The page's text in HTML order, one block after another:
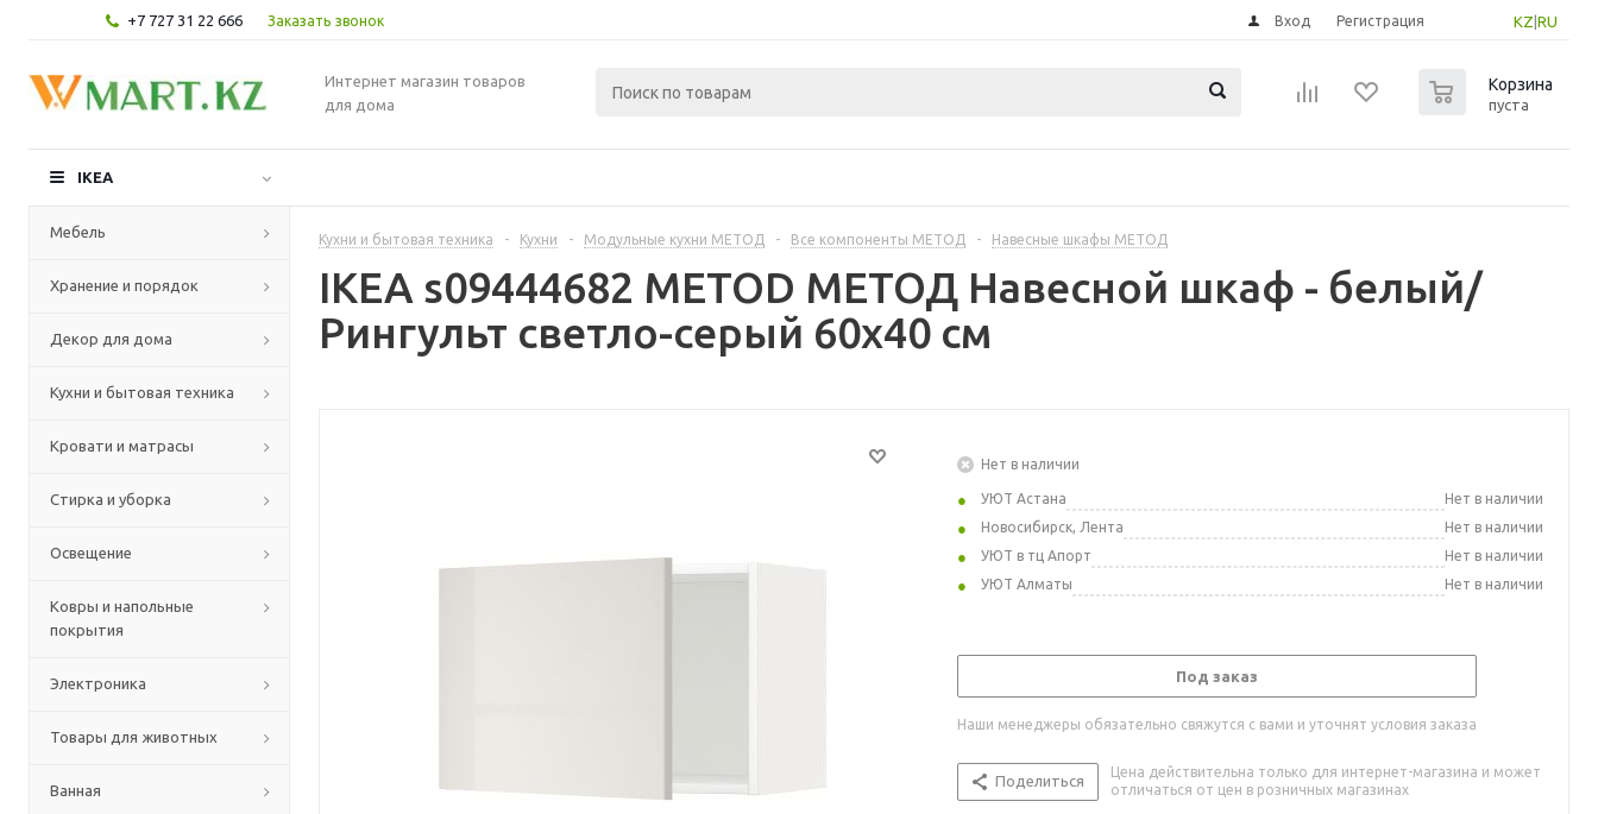
+7 727 31 22 666 Заказать звонок KZ RU
Вход Регистрация
Интернет магазин товаров
для дома
Корзина
пуста
IKEA
Мебель
Хранение и порядок
Декор для дома
Кухни и бытовая техника
Кровати и матрасы
Стирка и уборка
Освещение
Ковры и напольные
покрытия
Электроника
Товары для животных
Ванная
Кухни и бытовая техника - Кухни - Модульные кухни МЕТОД - Все компоненты МЕТОД - Навесные шкафы МЕТОД
IKEA s09444682 METOD МЕТОД Навесной шкаф - белый/
Рингульт светло-серый 60x40 см
Нет в наличии
УЮТ Астана
Нет в наличии
Новосибирск, Лента
Нет в наличии
УЮТ в тц Апорт
Нет в наличии
УЮТ Алматы
Нет в наличии
Под заказ
Наши менеджеры обязательно свяжутся с вами и уточнят условия заказа
Поделиться
Цена действительна только для интернет-магазина и может
отличаться от цен в розничных магазинах